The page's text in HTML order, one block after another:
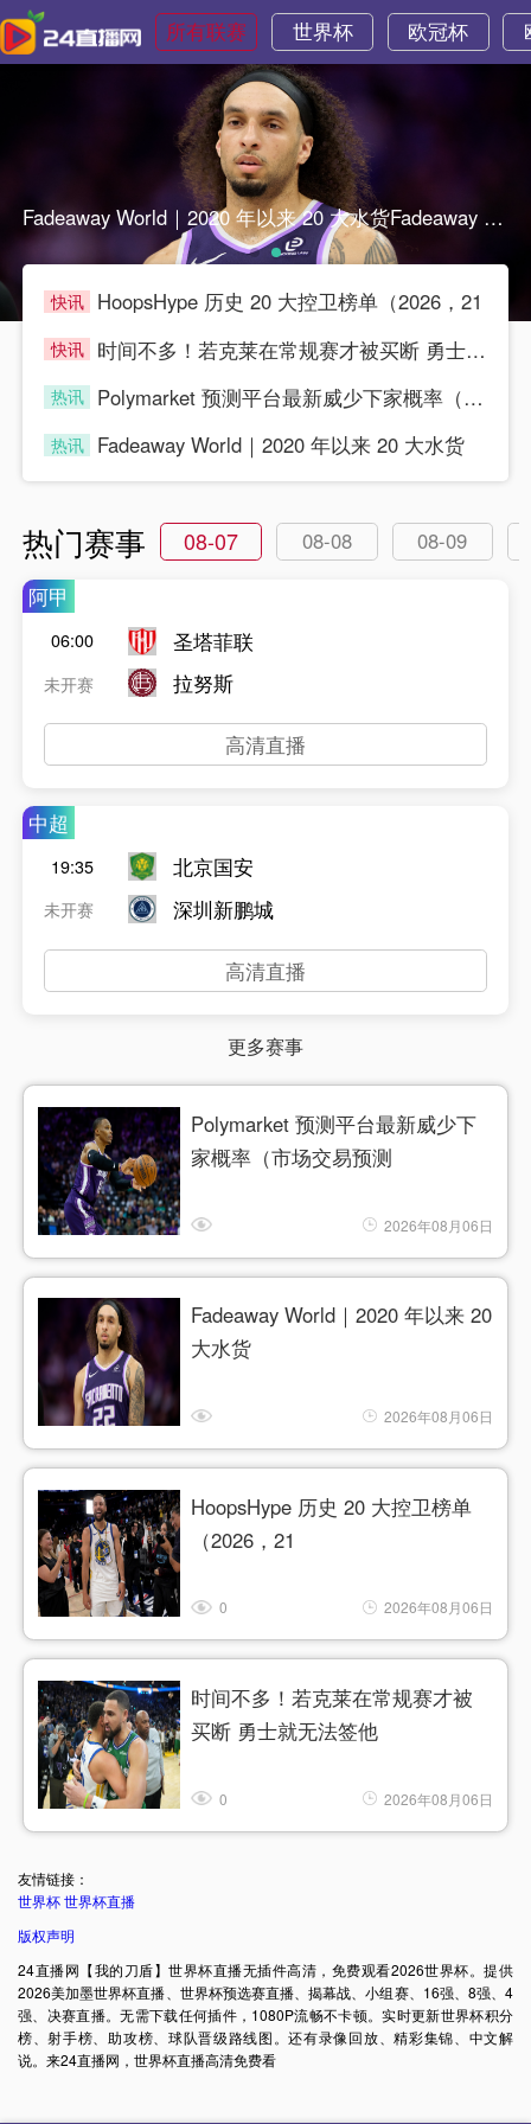
所有联赛 世界杯 欧冠杯
Fadeaway World｜2020 年以来 20 大水货Fadeaway World｜2020 年以来 20 大水货
快讯
HoopsHype 历史 20 大控卫榜单（2026，21
快讯
时间不多！若克莱在常规赛才被买断 勇士就无法签他
热讯
Polymarket 预测平台最新威少下家概率（市场交易预测
热讯
Fadeaway World｜2020 年以来 20 大水货
热门赛事 08-07 08-08
08-09
阿甲
06:00
未开赛
圣塔菲联
拉努斯
高清直播
中超
19:35
未开赛
北京国安
深圳新鹏城
高清直播
更多赛事
Polymarket 预测平台最新威少下
家概率（市场交易预测
2026年08月06日
Fadeaway World｜2020 年以来 20
大水货
2026年08月06日
HoopsHype 历史 20 大控卫榜单
（2026，21
0 2026年08月06日
时间不多！若克莱在常规赛才被
买断 勇士就无法签他
0 2026年08月06日
友情链接：
世界杯世界杯直播
版权声明
24直播网【我的刀盾】世界杯直播无插件高清，免费观看2026世界杯。提供
2026美加墨世界杯直播、世界杯预选赛直播、揭幕战、小组赛、16强、8强、4
强、决赛直播。无需下载任何插件，1080P流畅不卡顿。实时更新世界杯积分
榜、射手榜、助攻榜、球队晋级路线图。还有录像回放、精彩集锦、中文解
说。来24直播网，世界杯直播高清免费看